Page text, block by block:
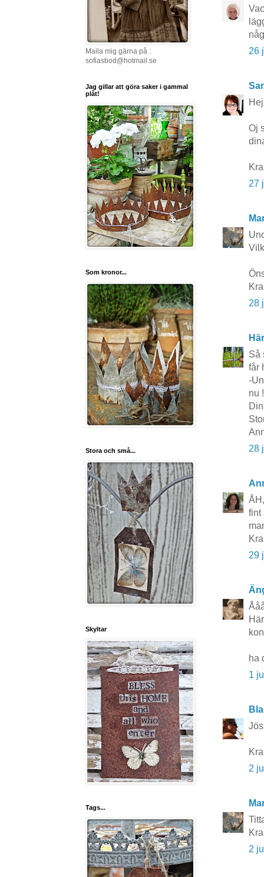
26
Oj
27
28
Så
får
-
nu
28
fint
29
ha
1
2
2
Maila mig gärna på :
sofiasbod@hotmail.se
Jag gillar att göra saker i gammal
plåt!
Som kronor...
Stora och små...
Skyltar
Tags...